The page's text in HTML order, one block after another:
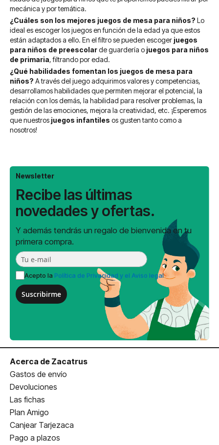
mecánica y por temática.
¿Cuáles son los mejores juegos de mesa para niños? Lo
ideal es escoger los juegos en función de la edad ya que estos
están adaptados a ello. En el filtro se pueden escoger juegos
para niños de preescolarde guardería o juegos para niños
de primaria, filtrando por edad.
¿Qué habilidades fomentan los juegos de mesa para
niños? A través del juego adquirimos valores y competencias,
desarrollamos habilidades que permiten mejorar el potencial, la
relación con los demás, la habilidad para resolver problemas, la
gestión de las emociones, mejora la creatividad, etc. ¡Esperemos
que nuestros juegos infantiles os gusten tanto como a
nosotros!
Newsletter
Recibe las últimas
novedades y ofertas.
Y además tendrás un regalo de bienvenida en tu
primera compra.
Acepto la Política de Privacidad y el Aviso legal
Suscribirme
Acerca de Zacatrus
Gastos de envío
Devoluciones
Las fichas
Plan Amigo
Canjear Tarjezaca
Pago a plazos